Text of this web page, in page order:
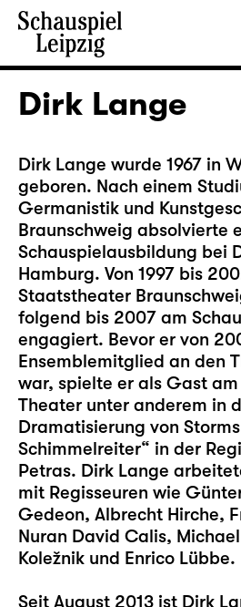
Dirk Lange
Dirk Lange wurde 1967 in
geboren. Nach einem
Germanistik und
Braunschweig absolvierte
Schauspielausbildung bei
Hamburg. Von 1997 bis
Staatstheater
folgend bis 2007 am
engagiert. Bevor er von
Ensemblemitglied an den
war, spielte er als Gast
Theater unter anderem in
Dramatisierung von
Schimmelreiter“ in der
Petras. Dirk Lange
mit Regisseuren wie
Gedeon, Albrecht Hirche,
Nuran David Calis,
Koležnik und Enrico Lübbe.
Seit August 2013 ist Dirk